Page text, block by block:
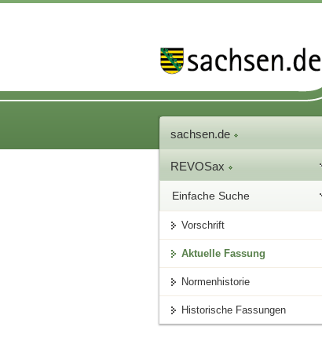
sachsen.de
REVOSax
Einfache Suche
Vorschrift
Aktuelle Fassung
Normenhistorie
Historische Fassungen